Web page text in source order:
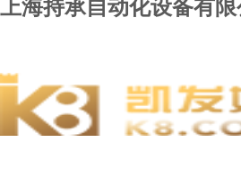
上海持承自动化设备有限